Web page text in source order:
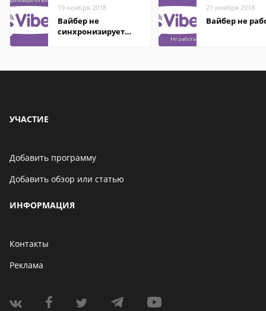
19 ноября 2018
Вайбер не
синхронизирует
21 ноября 2018
Вайбер не
УЧАСТИЕ
Добавить программу
Добавить обзор или статью
ИНФОРМАЦИЯ
Контакты
Реклама